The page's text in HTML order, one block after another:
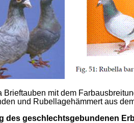
Brieftauben mit dem
und Rubellagehämmert aus
des geschlechtsgebundenen